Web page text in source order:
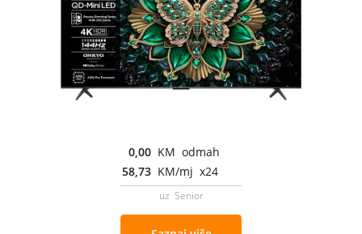
0,00 KM odmah
58,73 KM/mj x24
uz Senior